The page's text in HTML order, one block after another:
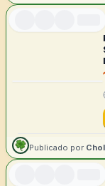
Publicado por